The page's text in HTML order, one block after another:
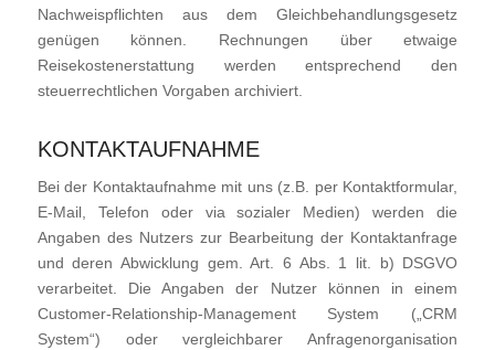
Nachweispflichten aus dem Gleichbehandlungsgesetz
genügen können. Rechnungen über etwaige
Reisekostenerstattung werden entsprechend den
steuerrechtlichen Vorgaben archiviert.
KONTAKTAUFNAHME
Bei der Kontaktaufnahme mit uns (z.B. per Kontaktformular,
E-Mail, Telefon oder via sozialer Medien) werden die
Angaben des Nutzers zur Bearbeitung der Kontaktanfrage
und deren Abwicklung gem. Art. 6 Abs. 1 lit. b) DSGVO
verarbeitet. Die Angaben der Nutzer können in einem
Customer-Relationship-Management System („CRM
System“) oder vergleichbarer Anfragenorganisation